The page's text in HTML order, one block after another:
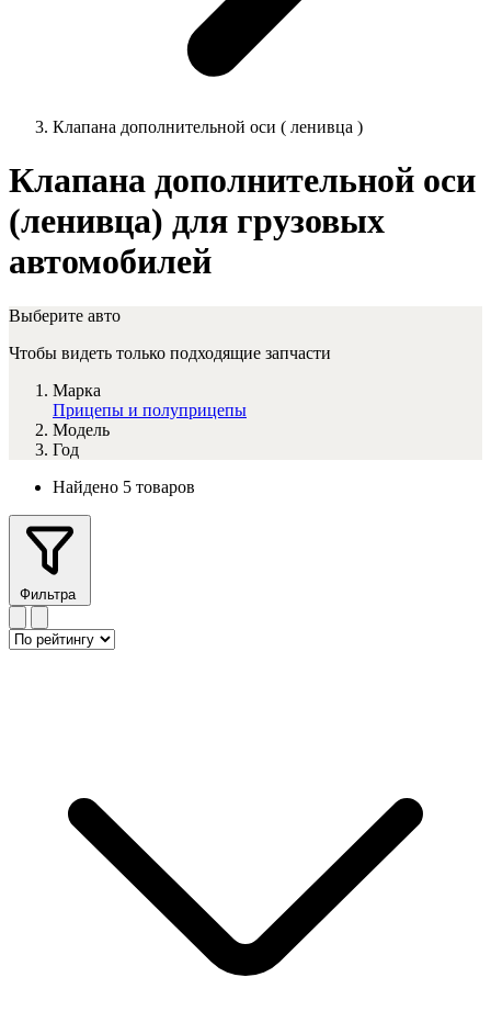
Клапана дополнительной оси ( ленивца )
Клапана дополнительной оси
(ленивца) для грузовых
автомобилей
Выберите авто
Чтобы видеть только подходящие запчасти
Марка
Прицепы и полуприцепы
Модель
Год
Найдено 5 товаров
Фильтра